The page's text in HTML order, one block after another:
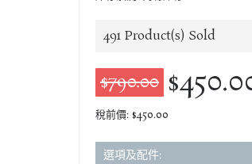
491 Product(s) Sold
$790.00
稅前價: $450.00
選項及配件: